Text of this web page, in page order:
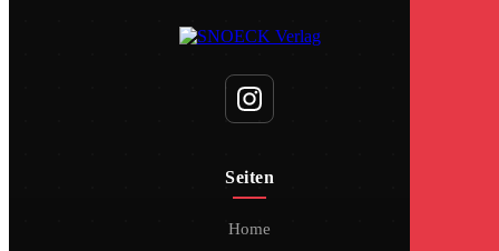
Seiten
Home